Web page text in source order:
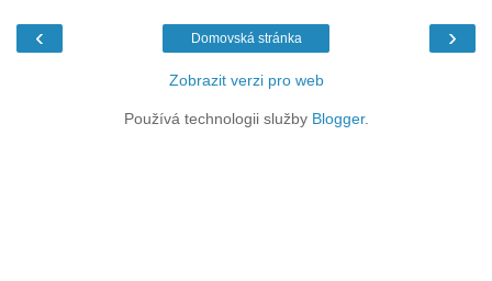
‹ ›
Domovská stránka
Zobrazit verzi pro web
Používá technologii služby Blogger.